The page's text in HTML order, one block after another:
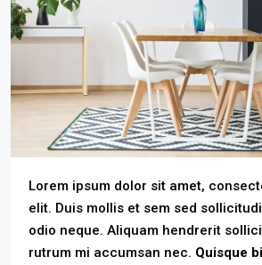
Lorem ipsum dolor sit amet,
elit. Duis mollis et sem sed
odio neque. Aliquam hendrerit
rutrum mi accumsan nec. Quisque